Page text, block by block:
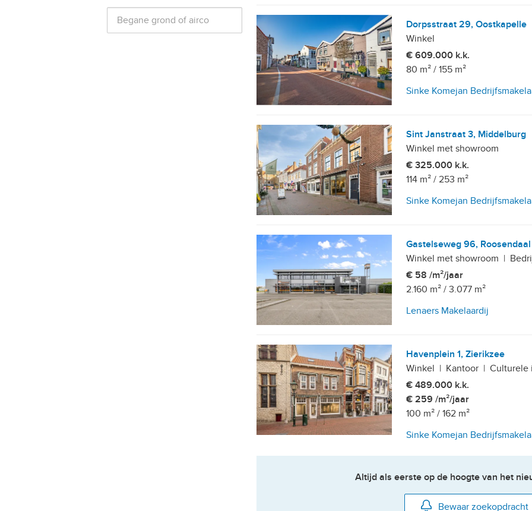
Dorpsstraat 29, Oostkapelle
Winkel
€ 609.000 k.k.
80 m² / 155 m²
Sinke Komejan
Sint Janstraat 3, Middelburg
Winkel met showroom
€ 325.000 k.k.
114 m² / 253 m²
Sinke Komejan
Gastelseweg 96, Roosendaal
Winkel met showroom |
€ 58 /m²/jaar
2.160 m² / 3.077 m²
Lenaers Makelaardij
Havenplein 1, Zierikzee
Winkel | Kantoor | Culturele
€ 489.000 k.k.
€ 259 /m²/jaar
100 m² / 162 m²
Sinke Komejan
Altijd als eerste op de hoogte van het
Bewaar zoekopdracht